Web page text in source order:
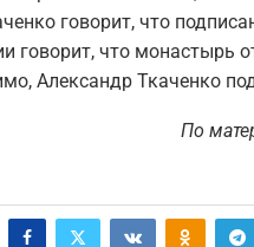
говорит, что
говорит, что монастырь
Александр Ткаченко
По